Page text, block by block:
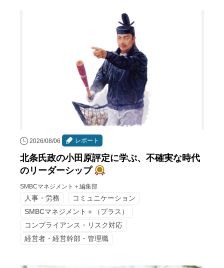
2026/08/06 レポート
北条氏政の小田原評定に学ぶ、不確実な時代
のリーダーシップ
SMBCマネジメント＋編集部
人事・労務
コミュニケーション
SMBCマネジメント＋（プラス）
コンプライアンス・リスク対応
経営者・経営幹部・管理職